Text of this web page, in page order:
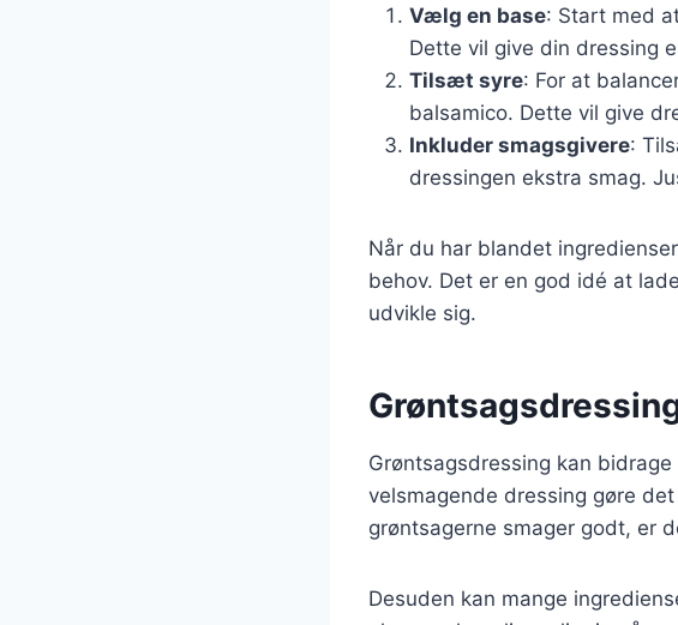
Vælg en base: Start med
Dette vil give din dressing
Tilsæt syre: For at
balsamico. Dette vil give
Inkluder smagsgivere:
dressingen ekstra smag.
Når du har blandet
behov. Det er en god idé at
udvikle sig.
Grøntsagsdressing kan
velsmagende dressing gøre
grøntsagerne smager godt, er
Desuden kan mange